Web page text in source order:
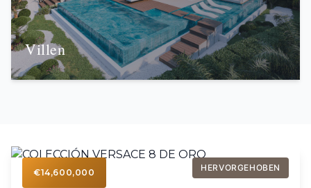
Villen
HERVORGEHOBEN
€14,600,000